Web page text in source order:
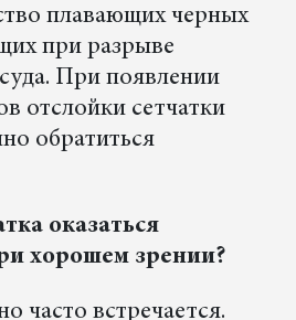
плавающих черных
при разрыве
При появлении
отслойки сетчатки
обратиться
оказаться
хорошем зрении?
часто встречается.